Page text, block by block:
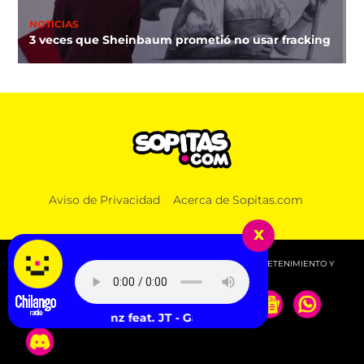
NOTICIAS
3 veces que Sheinbaum prometió no usar fracking
Aviso de Privacidad Acerca de Sopitas.com
© 2026 SOPITAS.COM - MÚSICA, NOTICIAS, DEPORTES, ENTRETENIMIENTO Y
MÁS!.
x
Little Simz feat. JT - Game On